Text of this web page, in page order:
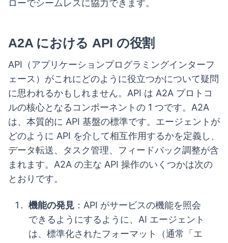
ローでシームレスに協力できます。
A2A における API の役割
API（アプリケーションプログラミングインターフ
ェース）がこれにどのように役立つかについて疑問
に思われるかもしれません。API は A2A プロトコ
ルの核心となるコンポーネントの 1 つです。A2A
は、本質的に API 基盤の標準です。エージェントが
どのように API を介して相互作用するかを定義し、
データ転送、タスク管理、フィードバック調整が含
まれます。A2A の主な API 操作のいくつかは次の
とおりです。
機能の発見：API がサービスの機能を照会
できるようにするように、AI エージェント
は、標準化されたフォーマット（通常「エ